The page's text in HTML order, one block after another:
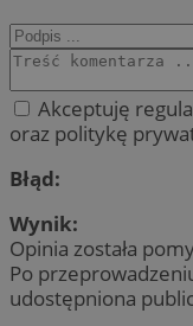
Akceptuję
oraz politykę
Błąd:
Wynik:
Opinia została
Po
udostępniona